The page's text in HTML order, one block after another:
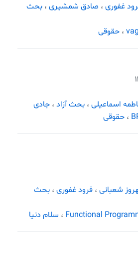
غفوری ، صادق شمشیری ، بحث
، حقوقی
اسماعیلی ، بحث آزاد ، جادی
، حقوقی
شعبانی ، فرود غفوری ، بحث
Functional ، سلام دنیا